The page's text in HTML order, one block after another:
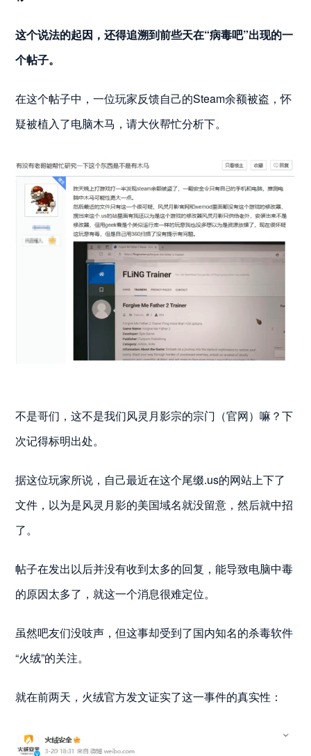
这个说法的起因，还得追溯到前些天在“病毒吧”出现的一
个帖子。
在这个帖子中，一位玩家反馈自己的Steam余额被盗，怀
疑被植入了电脑木马，请大伙帮忙分析下。
不是哥们，这不是我们风灵月影宗的宗门（官网）嘛？下
次记得标明出处。
据这位玩家所说，自己最近在这个尾缀.us的网站上下了
文件，以为是风灵月影的美国域名就没留意，然后就中招
了。
帖子在发出以后并没有收到太多的回复，能导致电脑中毒
的原因太多了，就这一个消息很难定位。
虽然吧友们没吱声，但这事却受到了国内知名的杀毒软件
“火绒”的关注。
就在前两天，火绒官方发文证实了这一事件的真实性：